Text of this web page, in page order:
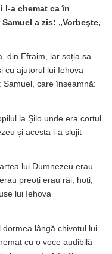
l-a chemat ca în
a zis: „Vorbeşte,
din Efraim, iar soția sa
cu ajutorul lui Iehova
Samuel, care înseamnă:
la Șilo unde era cortul
și acesta i-a slujit
lui Dumnezeu erau
preoți erau răi, hoți,
lui Iehova
dormea lângă chivotul lui
cu o voce audibilă